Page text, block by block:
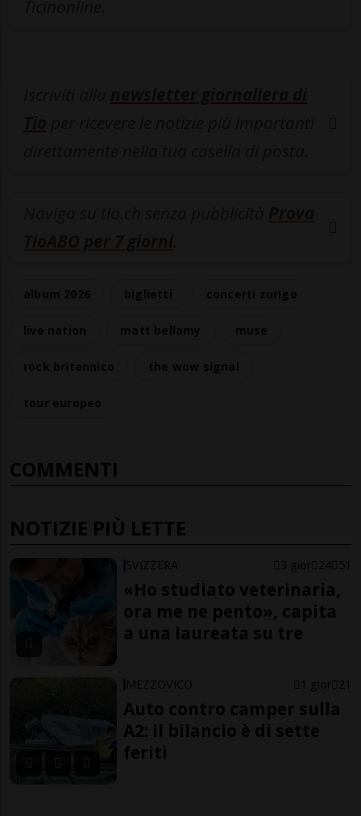
COMMENTI
NOTIZIE PIÙ LETTE
SVIZZERA 3 gior 24 51
«Ho studiato veterinaria,
ora me ne pento», capita
a una laureata su tre
MEZZOVICO 1 gior 21
Auto contro camper sulla
A2: il bilancio è di sette
feriti